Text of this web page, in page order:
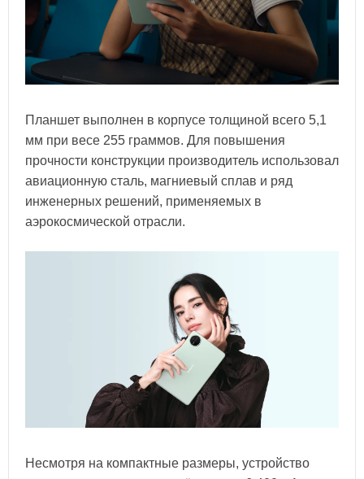
Планшет выполнен в корпусе толщиной всего 5,1
мм при весе 255 граммов. Для повышения
прочности конструкции производитель использовал
авиационную сталь, магниевый сплав и ряд
инженерных решений, применяемых в
аэрокосмической отрасли.
Несмотря на компактные размеры, устройство